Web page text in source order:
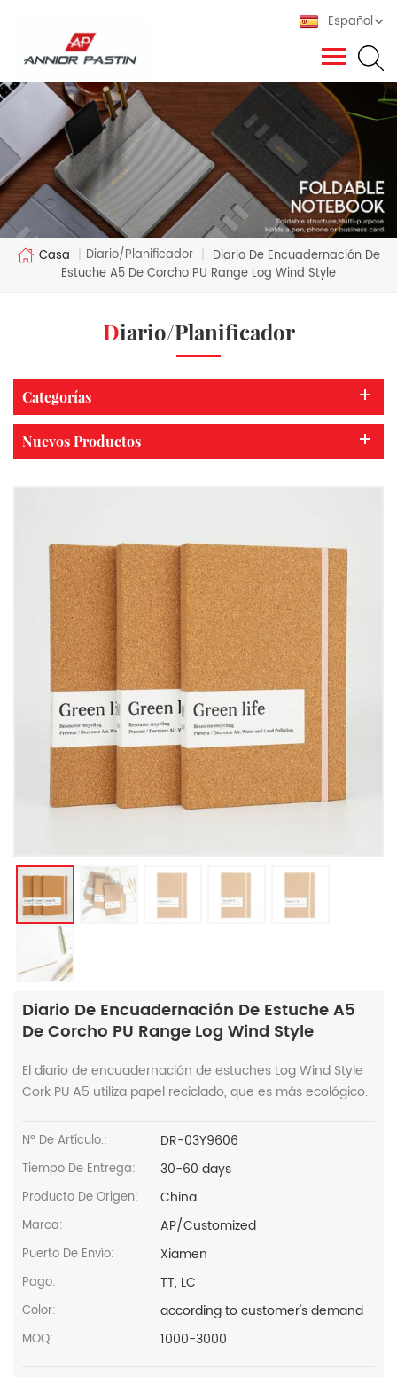
Español
Casa | Diario/Planificador | Diario De Encuadernación De
Estuche A5 De Corcho PU Range Log Wind Style
Diario/Planificador
Categorías
Nuevos Productos
Diario De Encuadernación De Estuche A5
De Corcho PU Range Log Wind Style
El diario de encuadernación de estuches Log Wind Style
Cork PU A5 utiliza papel reciclado, que es más ecológico.
Nº De Artículo.: DR-03Y9606
Tiempo De Entrega: 30-60 days
Producto De Origen: China
Marca: AP/Customized
Puerto De Envío: Xiamen
Pago: TT, LC
Color: according to customer's demand
MOQ: 1000-3000